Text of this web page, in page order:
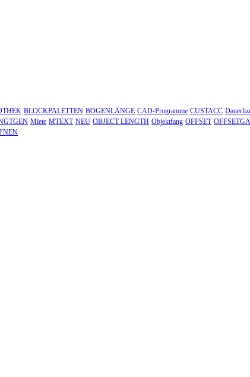
BLOCKPALETTEN BOGENLÄNGE CAD-Programme CUSTACC
Miete MTEXT NEU OBJECT LENGTH Objektfang OFFSET